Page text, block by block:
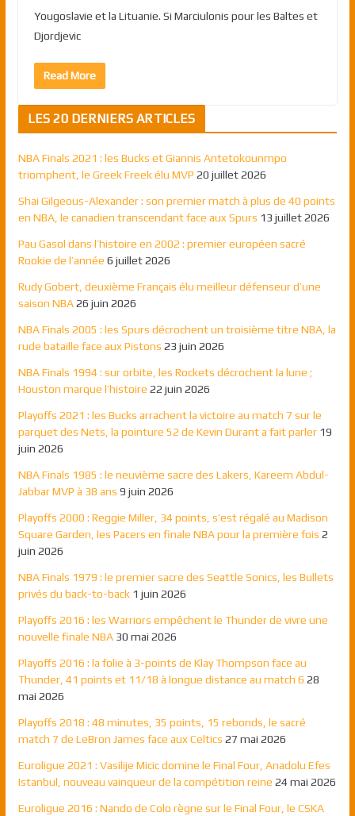
Yougoslavie et la Lituanie. Si Marciulonis pour les Baltes et
Djordjevic
Read More
LES 20 DERNIERS ARTICLES
NBA Finals 2021 : les Bucks et Giannis Antetokounmpo
triomphent, le Greek Freek élu MVP 20 juillet 2026
Shai Gilgeous-Alexander : son premier match à plus de 40 points
en NBA, le canadien transcendant face aux Spurs 13 juillet 2026
Pau Gasol dans l’histoire en 2002 : premier européen sacré
Rookie de l’année 6 juillet 2026
Rudy Gobert, deuxième Français élu meilleur défenseur d’une
saison NBA 26 juin 2026
NBA Finals 2005 : les Spurs décrochent un troisième titre NBA, la
rude bataille face aux Pistons 23 juin 2026
NBA Finals 1994 : sur orbite, les Rockets décrochent la lune ;
Houston marque l’histoire 22 juin 2026
Playoffs 2021 : les Bucks arrachent la victoire au match 7 sur le
parquet des Nets, la pointure 52 de Kevin Durant a fait parler 19
juin 2026
NBA Finals 1985 : le neuvième sacre des Lakers, Kareem Abdul-
Jabbar MVP à 38 ans 9 juin 2026
Playoffs 2000 : Reggie Miller, 34 points, s’est régalé au Madison
Square Garden, les Pacers en finale NBA pour la première fois 2
juin 2026
NBA Finals 1979 : le premier sacre des Seattle Sonics, les Bullets
privés du back-to-back 1 juin 2026
Playoffs 2016 : les Warriors empêchent le Thunder de vivre une
nouvelle finale NBA 30 mai 2026
Playoffs 2016 : la folie à 3-points de Klay Thompson face au
Thunder, 41 points et 11/18 à longue distance au match 6 28
mai 2026
Playoffs 2018 : 48 minutes, 35 points, 15 rebonds, le sacré
match 7 de LeBron James face aux Celtics 27 mai 2026
Euroligue 2021 : Vasilije Micic domine le Final Four, Anadolu Efes
Istanbul, nouveau vainqueur de la compétition reine 24 mai 2026
Euroligue 2016 : Nando de Colo règne sur le Final Four, le CSKA